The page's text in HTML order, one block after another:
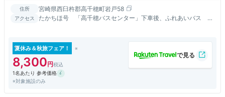
住所 宮崎県西臼杵郡高千穂町岩戸58
アクセス
たかちほ号 「高千穂バスセンター」下車後、ふれあいバス 岩
夏休み＆秋旅フェア！
8,300
1名あたり 参考価格
※対象施設のみ